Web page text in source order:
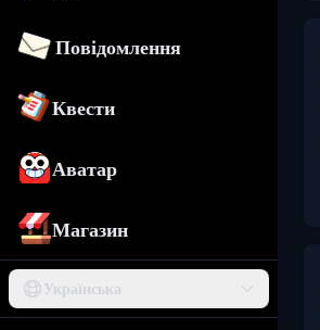
Повідомлення
Квести
Аватар
Магазин
Українська